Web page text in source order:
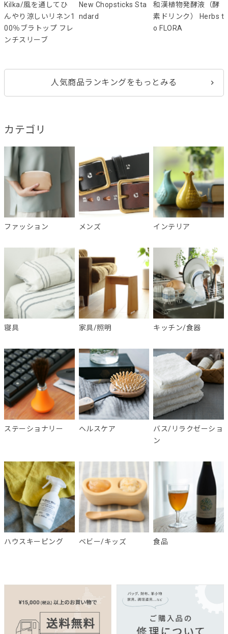
Kilka/風を通してひ
んやり涼しいリネン1
00％ブラトップ フレ
ンチスリーブ
New Chopsticks Sta
ndard
和漢植物発酵液（酵
素ドリンク） Herbs t
o FLORA
人気商品ランキングをもっとみる
カテゴリ
ファッション メンズ インテリア
寝具 家具/照明 キッチン/食器
ステーショナリー ヘルスケア
バス/リラクゼーショ
ン
ハウスキーピング ベビー/キッズ 食品